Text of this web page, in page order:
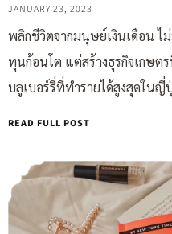
JANUARY 23, 2023
พลิกชีวิตจากมนุษย์เงินเดือน ไ
ทุนก้อนโต แต่สร้างธุรกิจเกษต
บลูเบอร์รี่ที่ทำรายได้สูงสุดในญี่
READ FULL POST